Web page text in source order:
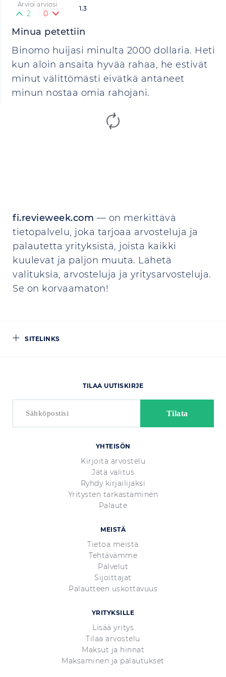
1.3
Arvioi arviosi
2 0
Minua petettiin
Binomo huijasi minulta 2000 dollaria. Heti
kun aloin ansaita hyvää rahaa, he estivät
minut välittömästi eivätkä antaneet
minun nostaa omia rahojani.
fi.revieweek.com — on merkittävä
tietopalvelu, joka tarjoaa arvosteluja ja
palautetta yrityksistä, joista kaikki
kuulevat ja paljon muuta. Lähetä
valituksia, arvosteluja ja yritysarvosteluja.
Se on korvaamaton!
SITELINKS
YHTEISÖN
Kirjoita arvostelu
Jätä valitus
Ryhdy kirjailijaksi
Yritysten tarkastaminen
Palaute
MEISTÄ
Tietoa meistä
Tehtävämme
Palvelut
Sijoittajat
Palautteen uskottavuus
YRITYKSILLE
Lisää yritys
Tilaa arvostelu
Maksut ja hinnat
Maksaminen ja palautukset
TILAA UUTISKIRJE